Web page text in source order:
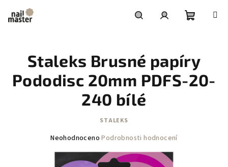
obsah
košík
Staleks Brusné papíry
Pododisc 20mm PDFS-20-
240 bílé
STALEKS
Průměrné
produktu
Neohodnoceno Podrobnosti hodnocení